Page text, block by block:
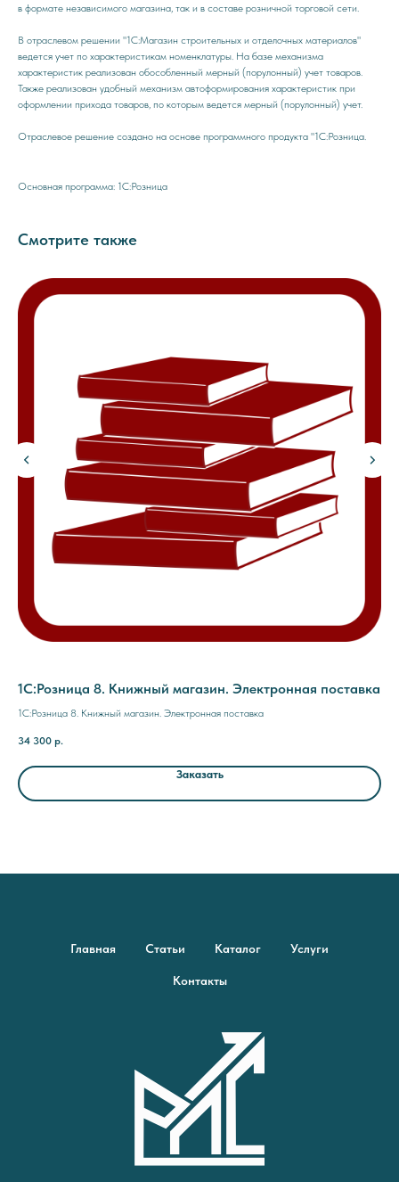
в формате независимого магазина, так и в составе розничной торговой сети.
В отраслевом решении "1С:Магазин строительных и отделочных материалов"
ведется учет по характеристикам номенклатуры. На базе механизма
характеристик реализован обособленный мерный (порулонный) учет товаров.
Также реализован удобный механизм автоформирования характеристик при
оформлении прихода товаров, по которым ведется мерный (порулонный) учет.
Отраслевое решение создано на основе программного продукта "1С:Розница.
Основная программа: 1С:Розница
Смотрите также
1С:Розница 8. Книжный магазин. Электронная поставка
1С:Розница 8. Книжный магазин. Электронная поставка
34 300 р.
Заказать
Главная Статьи Каталог Услуги
Контакты